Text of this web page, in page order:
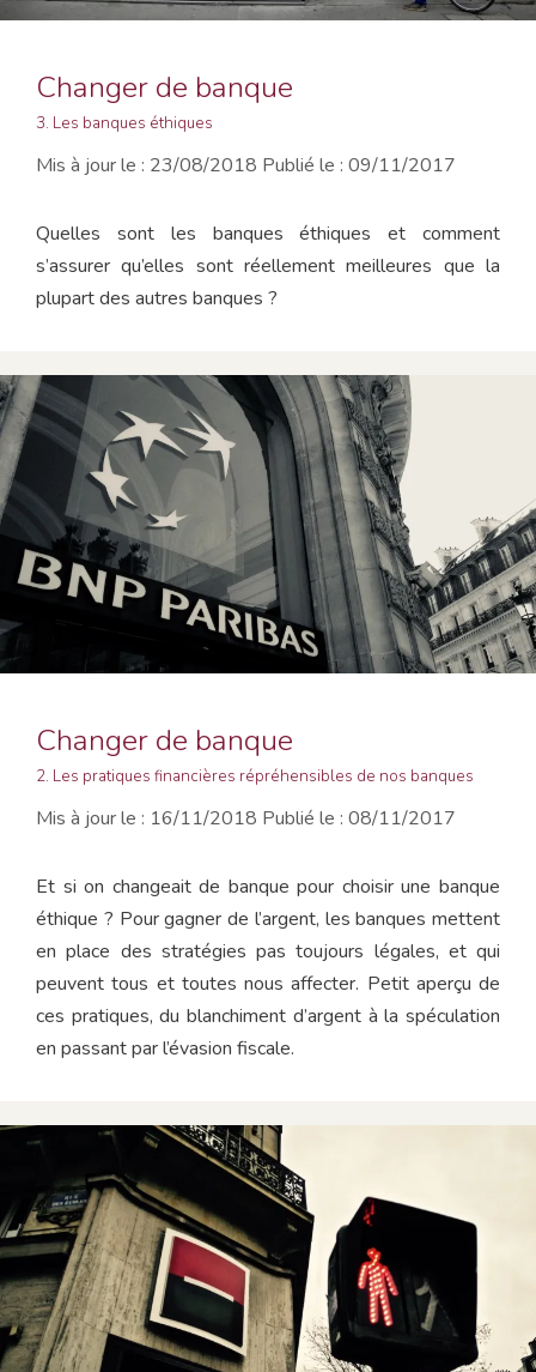
Changer de banque
3. Les banques éthiques
23/08/2018 09/11/2017
Quelles sont les banques éthiques et comment
s’assurer qu’elles sont réellement meilleures que la
plupart des autres banques ?
Changer de banque
2. Les pratiques financières répréhensibles de nos banques
16/11/2018 08/11/2017
Et si on changeait de banque pour choisir une banque
éthique ? Pour gagner de l’argent, les banques mettent
en place des stratégies pas toujours légales, et qui
peuvent tous et toutes nous affecter. Petit aperçu de
ces pratiques, du blanchiment d’argent à la spéculation
en passant par l’évasion fiscale.